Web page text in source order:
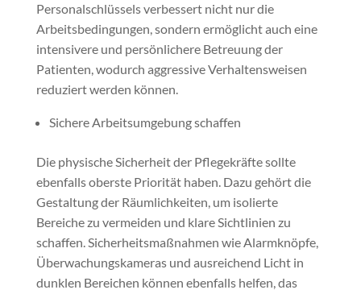
Personalschlüssels verbessert nicht nur die
Arbeitsbedingungen, sondern ermöglicht auch eine
intensivere und persönlichere Betreuung der
Patienten, wodurch aggressive Verhaltensweisen
reduziert werden können.
Sichere Arbeitsumgebung schaffen
Die physische Sicherheit der Pflegekräfte sollte
ebenfalls oberste Priorität haben. Dazu gehört die
Gestaltung der Räumlichkeiten, um isolierte
Bereiche zu vermeiden und klare Sichtlinien zu
schaffen. Sicherheitsmaßnahmen wie Alarmknöpfe,
Überwachungskameras und ausreichend Licht in
dunklen Bereichen können ebenfalls helfen, das